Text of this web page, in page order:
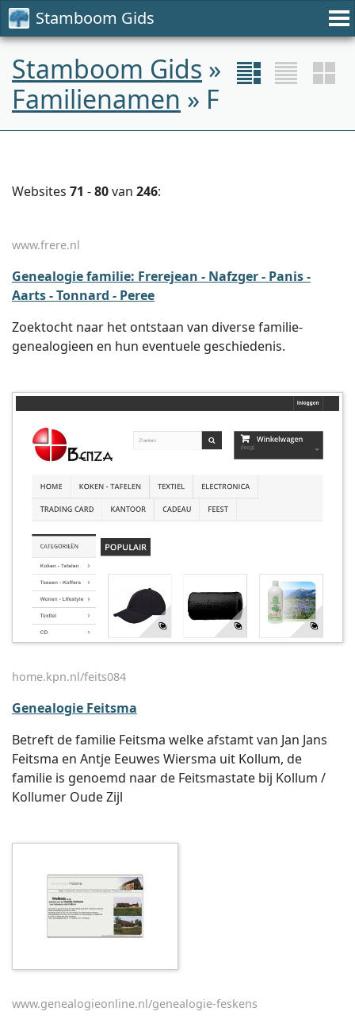
Stamboom Gids
Stamboom Gids »
Familienamen » F
Websites 71 -80van 246:
www.frere.nl
Genealogie familie: Frerejean - Nafzger - Panis -
Aarts - Tonnard - Peree
Zoektocht naar het ontstaan van diverse familie-
genealogieen en hun eventuele geschiedenis.
home.kpn.nl/feits084
Genealogie Feitsma
Betreft de familie Feitsma welke afstamt van Jan Jans
Feitsma en Antje Eeuwes Wiersma uit Kollum, de
familie is genoemd naar de Feitsmastate bij Kollum /
Kollumer Oude Zijl
www.genealogieonline.nl/genealogie-feskens